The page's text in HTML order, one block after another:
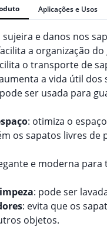
Aplicações e Usos
sujeira e danos nos
a organização
o transporte de
a vida útil dos
ser usada para
: otimiza o
os sapatos livres de
e moderna
: pode ser
: evita que os
objetos.